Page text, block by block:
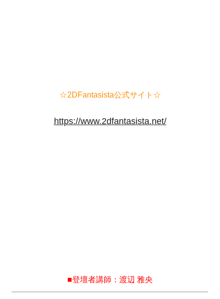
☆2DFantasista公式サイト☆
https://www.2dfantasista.net/
■登壇者講師：渡辺 雅央